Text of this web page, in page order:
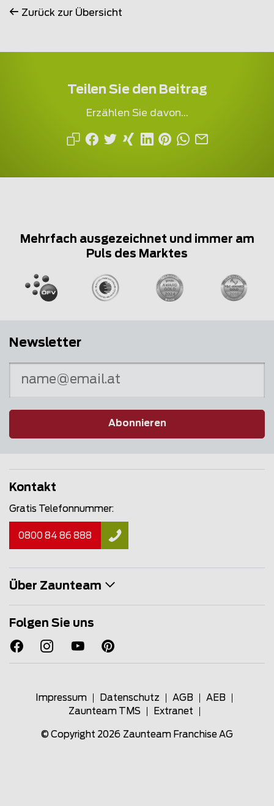
Zurück zur Übersicht
Teilen Sie den Beitrag
Erzählen Sie davon...
Mehrfach ausgezeichnet und immer am
Puls des Marktes
Newsletter
Abonnieren
Kontakt
Gratis Telefonnummer:
0800 84 86 888
Über Zaunteam
Folgen Sie uns
Impressum Datenschutz AGB
AEB
Zaunteam TMS
Extranet
© Copyright 2026 Zaunteam Franchise AG